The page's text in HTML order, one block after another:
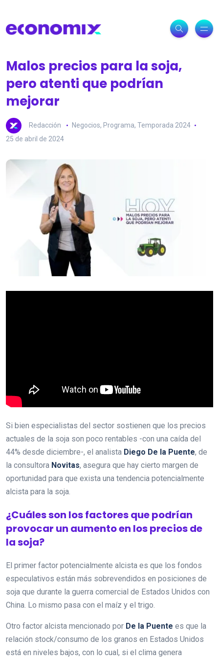
Malos precios para la soja,
pero atenti que podrían
mejorar
Redacción Negocios, Programa, Temporada 2024
25 de abril de 2024
Si bien especialistas del sector sostienen que los precios
actuales de la soja son poco rentables -con una caída del
44% desde diciembre-, el analista Diego De la Puente, de
la consultora Novitas, asegura que hay cierto margen de
oportunidad para que exista una tendencia potencialmente
alcista para la soja.
¿Cuáles son los factores que podrían
provocar un aumento en los precios de
la soja?
El primer factor potencialmente alcista es que los fondos
especulativos están más sobrevendidos en posiciones de
soja que durante la guerra comercial de Estados Unidos con
China. Lo mismo pasa con el maíz y el trigo.
Otro factor alcista mencionado por De la Puente es que la
relación stock/consumo de los granos en Estados Unidos
está en niveles bajos, con lo cual, si el clima genera